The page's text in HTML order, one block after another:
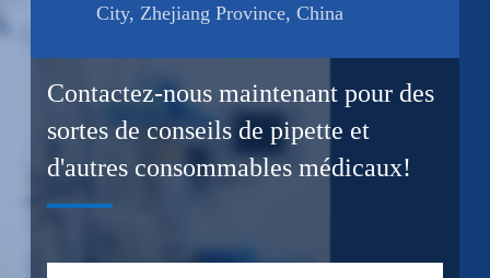
City, Zhejiang Province, China
Contactez-nous maintenant pour des
sortes de conseils de pipette et
d'autres consommables médicaux!